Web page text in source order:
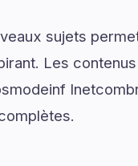
sujets
Les